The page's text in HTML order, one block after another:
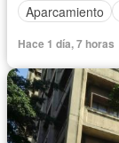
Aparcamiento
Hace 1 día, 7 horas